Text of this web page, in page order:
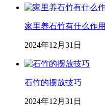
家里养石竹有什么作用
2024年12月31日
石竹的摆放技巧
2024年12月31日